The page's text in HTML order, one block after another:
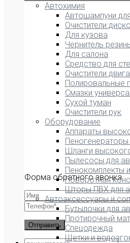
Форма обратного звонка
Автохимия
Автошампуни
Очистители
Для кузова
Чернитель
Для салона
Средство для
Очистители
Полировальные
Смазки
Сухой туман
Очистители рук
Оборудование
Аппараты
Шланги
Пылесосы для
Пенокомплекты
Поворотная
Шторы ПВХ для
Автоаксессуары и
Бутылочки для
Протирочный
Спецодежда
Щетки и